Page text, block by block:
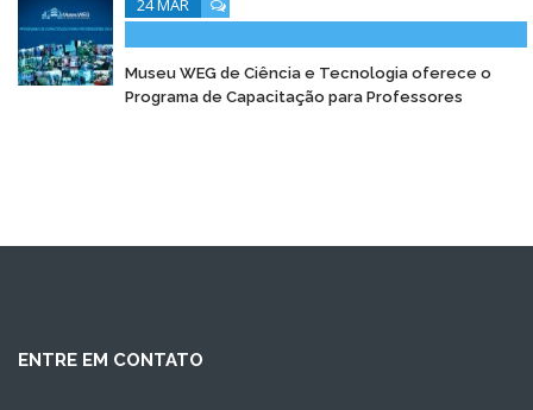
24 MAR
Museu WEG de Ciência e Tecnologia oferece o
Programa de Capacitação para Professores
ENTRE EM CONTATO